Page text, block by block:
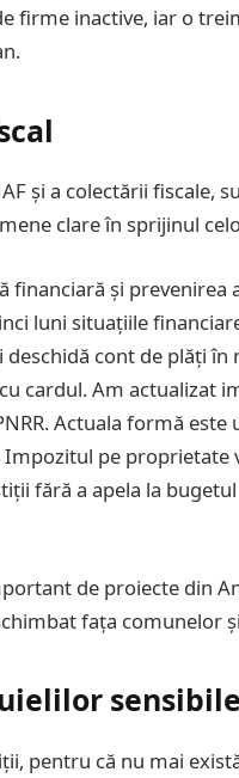
firme inactive, iar o
și a colectării fiscale,
clare în sprijinul
și prevenirea
luni situațiile
cont de plăți în
cardul. Am actualizat
Actuala formă
pe proprietate
fără a apela la
de proiecte din
fața comunelor
sensibile
pentru că nu mai